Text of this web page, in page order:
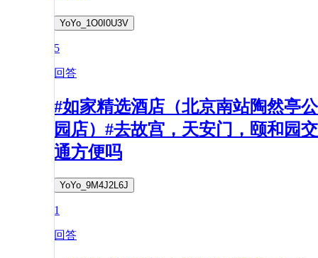
YoYo_1O0I0U3V
5
回答
#如家精选酒店（北京南站陶然亭公
园店）#去故宫，天安门，颐和园交
通方便吗
YoYo_9M4J2L6J
1
回答